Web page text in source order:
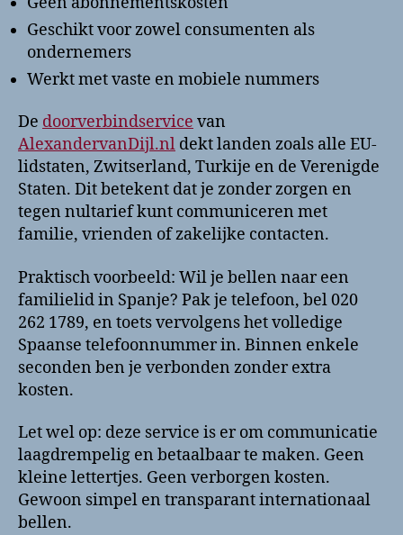
Geschikt voor zowel consumenten als
ondernemers
Werkt met vaste en mobiele nummers
De doorverbindservice van
AlexandervanDijl.nl dekt landen zoals alle EU-
lidstaten, Zwitserland, Turkije en de Verenigde
Staten. Dit betekent dat je zonder zorgen en
tegen nultarief kunt communiceren met
familie, vrienden of zakelijke contacten.
Praktisch voorbeeld: Wil je bellen naar een
familielid in Spanje? Pak je telefoon, bel 020
262 1789, en toets vervolgens het volledige
Spaanse telefoonnummer in. Binnen enkele
seconden ben je verbonden zonder extra
kosten.
Let wel op: deze service is er om communicatie
laagdrempelig en betaalbaar te maken. Geen
kleine lettertjes. Geen verborgen kosten.
Gewoon simpel en transparant internationaal
bellen.